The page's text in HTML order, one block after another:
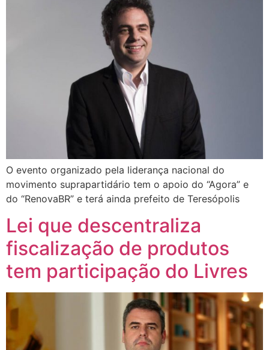
O evento organizado pela liderança nacional do
movimento suprapartidário tem o apoio do “Agora” e
do “RenovaBR” e terá ainda prefeito de Teresópolis
Lei que descentraliza
fiscalização de produtos
tem participação do Livres